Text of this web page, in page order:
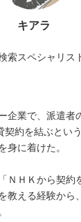
キアラ
索スペシャリス
企業で、派遣者
契約を結ぶとい
身に着けた。
ＮＨＫから契約
教える経験から